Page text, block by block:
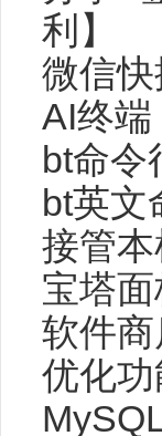
利】
微信
AI终
bt命令
bt英文
接管
宝塔
软件
优化功